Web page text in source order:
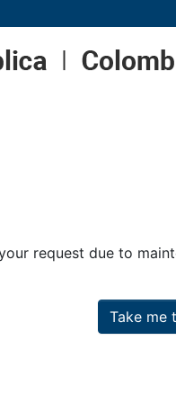
request due to
Take me